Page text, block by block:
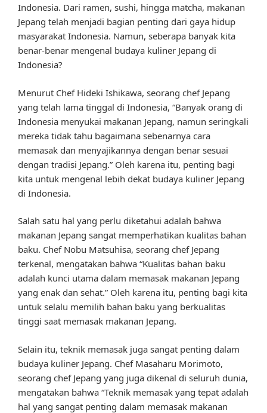
Indonesia. Dari ramen, sushi, hingga matcha, makanan
Jepang telah menjadi bagian penting dari gaya hidup
masyarakat Indonesia. Namun, seberapa banyak kita
benar-benar mengenal budaya kuliner Jepang di
Indonesia?
Menurut Chef Hideki Ishikawa, seorang chef Jepang
yang telah lama tinggal di Indonesia, “Banyak orang di
Indonesia menyukai makanan Jepang, namun seringkali
mereka tidak tahu bagaimana sebenarnya cara
memasak dan menyajikannya dengan benar sesuai
dengan tradisi Jepang.” Oleh karena itu, penting bagi
kita untuk mengenal lebih dekat budaya kuliner Jepang
di Indonesia.
Salah satu hal yang perlu diketahui adalah bahwa
makanan Jepang sangat memperhatikan kualitas bahan
baku. Chef Nobu Matsuhisa, seorang chef Jepang
terkenal, mengatakan bahwa “Kualitas bahan baku
adalah kunci utama dalam memasak makanan Jepang
yang enak dan sehat.” Oleh karena itu, penting bagi kita
untuk selalu memilih bahan baku yang berkualitas
tinggi saat memasak makanan Jepang.
Selain itu, teknik memasak juga sangat penting dalam
budaya kuliner Jepang. Chef Masaharu Morimoto,
seorang chef Jepang yang juga dikenal di seluruh dunia,
mengatakan bahwa “Teknik memasak yang tepat adalah
hal yang sangat penting dalam memasak makanan